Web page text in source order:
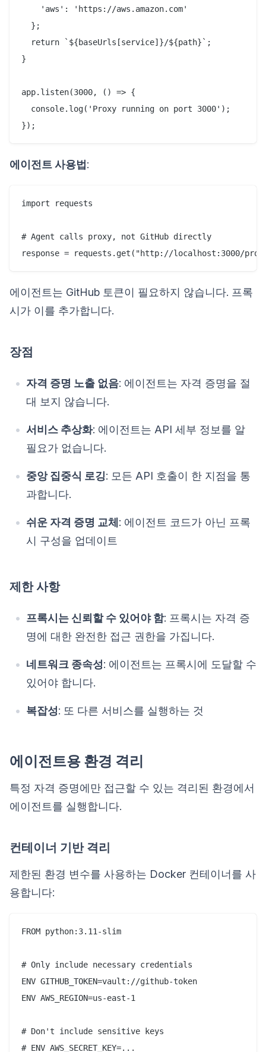
    'aws': 'https://aws.amazon.com'
  };
  return `${baseUrls[service]}/${path}`;
}
app.listen(3000, () => {
  console.log('Proxy running on port 3000');
에이전트 사용법:
import requests
# Agent calls proxy, not GitHub directly
에이전트는 GitHub 토큰이 필요하지 않습니다. 프록
시가 이를 추가합니다.
장점
자격 증명 노출 없음: 에이전트는 자격 증명을 절
대 보지 않습니다.
서비스 추상화: 에이전트는 API 세부 정보를 알
필요가 없습니다.
중앙 집중식 로깅: 모든 API 호출이 한 지점을 통
과합니다.
쉬운 자격 증명 교체: 에이전트 코드가 아닌 프록
시 구성을 업데이트
제한 사항
프록시는 신뢰할 수 있어야 함: 프록시는 자격 증
명에 대한 완전한 접근 권한을 가집니다.
네트워크 종속성: 에이전트는 프록시에 도달할 수
있어야 합니다.
복잡성: 또 다른 서비스를 실행하는 것
에이전트용 환경 격리
특정 자격 증명에만 접근할 수 있는 격리된 환경에서
에이전트를 실행합니다.
컨테이너 기반 격리
제한된 환경 변수를 사용하는 Docker 컨테이너를 사
용합니다:
FROM python:3.11-slim
# Only include necessary credentials
ENV GITHUB_TOKEN=vault://github-token
ENV AWS_REGION=us-east-1
# Don't include sensitive keys
# ENV AWS_SECRET_KEY=...